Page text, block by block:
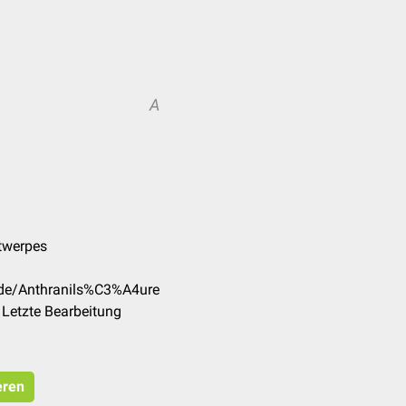
A
Anthranils%C3%A4ure
Bearbeitung